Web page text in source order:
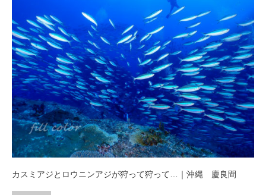
カスミアジとロウニンアジが狩って狩って…｜沖縄 慶良間